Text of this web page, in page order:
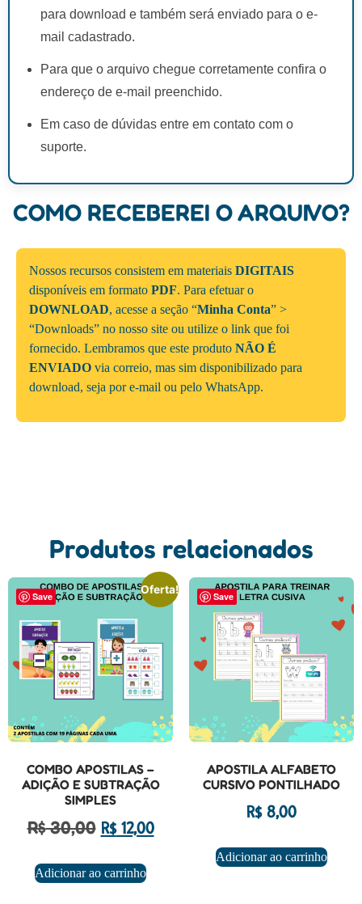
para download e também será enviado para o e-
mail cadastrado.
Para que o arquivo chegue corretamente confira o
endereço de e-mail preenchido.
Em caso de dúvidas entre em contato com o
suporte.
COMO RECEBEREI O ARQUIVO?
Nossos recursos consistem em materiais DIGITAIS
disponíveis em formato PDF. Para efetuar o
DOWNLOAD, acesse a seção “Minha Conta” >
“Downloads” no nosso site ou utilize o link que foi
fornecido. Lembramos que este produto NÃO É
ENVIADO via correio, mas sim disponibilizado para
download, seja por e-mail ou pelo WhatsApp.
Produtos relacionados
Save
Oferta!
COMBO APOSTILAS –
ADIÇÃO E SUBTRAÇÃO
SIMPLES
R$30,00 R$12,00
Adicionar ao carrinho
Save
APOSTILA ALFABETO
CURSIVO PONTILHADO
R$8,00
Adicionar ao carrinho